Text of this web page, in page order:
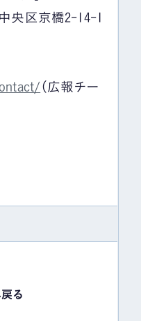
央区京橋2-14-1
（広報チー
る